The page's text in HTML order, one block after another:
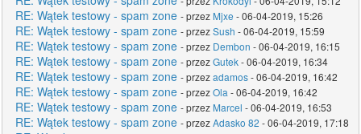
RE: Wątek testowy - spam zone - przez Mjxe - 06-04-2019, 15:26
RE: Wątek testowy - spam zone - przezSush - 06-04-2019, 15:59
RE: Wątek testowy - spam zone - przez Dembon - 06-04-2019, 16:15
RE: Wątek testowy - spam zone - przezGutek- 06-04-2019, 16:34
RE: Wątek testowy - spam zone - przezadamos- 06-04-2019, 16:42
RE: Wątek testowy - spam zone - przezOla - 06-04-2019, 16:42
RE: Wątek testowy - spam zone - przez Marcel - 06-04-2019, 16:53
RE: Wątek testowy - spam zone - przezAdasko 82 - 06-04-2019, 17:18